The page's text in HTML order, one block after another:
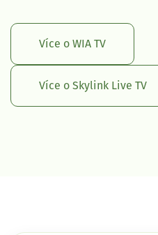
Více o WIA TV
Více o Skylink Live TV